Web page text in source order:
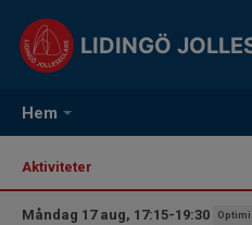
Hem
LIDINGÖ
Aktiviteter
Måndag 17 aug, 17:15-19:30